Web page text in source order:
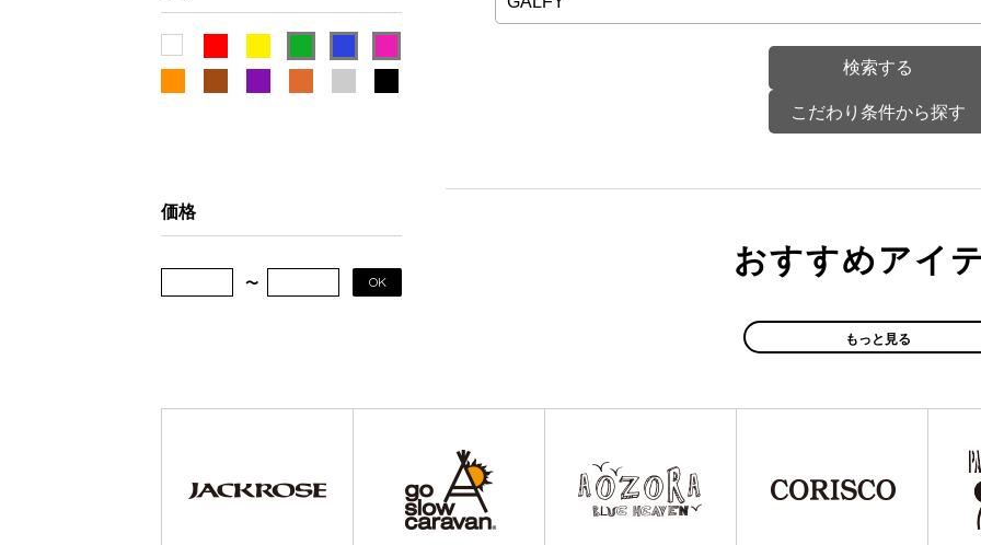
こだわり条件から探す
おすすめアイ
もっと見る
価格
OK